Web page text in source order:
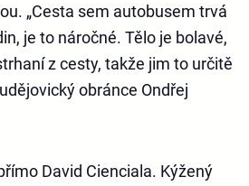
„Cesta sem autobusem trvá
je to náročné. Tělo je bolavé,
z cesty, takže jim to určitě
obránce Ondřej
David Cienciala. Kýžený